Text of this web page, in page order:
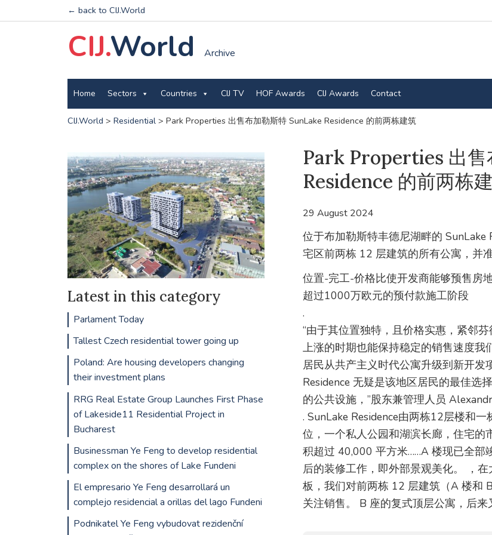
← back to CIJ.World
CIJ.World Archive
Home Sectors Countries CIJ TV HOF Awards CIJ Awards Contact
CIJ.World > Residential> Park Properties 出售布加勒斯特 SunLake Residence 的前两栋建筑
Park Properties 出售
Residence 的前两栋
29 August 2024
位于布加勒斯特丰德尼湖畔的
宅区前两栋 12 层建筑的所有公寓，并
位置-完工-价格比使开发商能够预售房
超过1000万欧元的预付款施工阶段
.
“由于其位置独特，且价格实惠，紧邻
上涨的时期也能保持稳定的销售速度
居民从共产主义时代公寓升级到新开发
Residence 无疑是该地区居民的最佳选
的公共设施，”股东兼管理人员
. SunLake Residence由两栋12层楼和
位，一个私人公园和湖滨长廊，住宅
积超过 40,000 平方米……A 楼现已全部
后的装修工作，即外部景观美化。 ，
板，我们对前两栋 12 层建筑（A 楼和
关注销售。 B 座的复式顶层公寓，后
Latest in this category
Parlament Today
Tallest Czech residential tower going up
Poland: Are housing developers changing
their investment plans
RRG Real Estate Group Launches First Phase
of Lakeside11 Residential Project in
Bucharest
Businessman Ye Feng to develop residential
complex on the shores of Lake Fundeni
El empresario Ye Feng desarrollará un
complejo residencial a orillas del lago Fundeni
Podnikatel Ye Feng vybudovat rezidenční